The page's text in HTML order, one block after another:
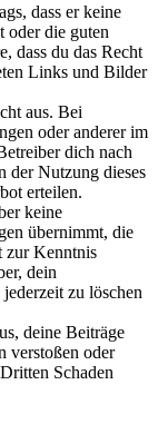
dass er keine
oder die guten
dass du das Recht
Links und Bilder
aus. Bei
oder anderer im
dich nach
der Nutzung dieses
erteilen.
keine
übernimmt, die
zur Kenntnis
dein
zu löschen
deine Beiträge
verstoßen oder
Schaden